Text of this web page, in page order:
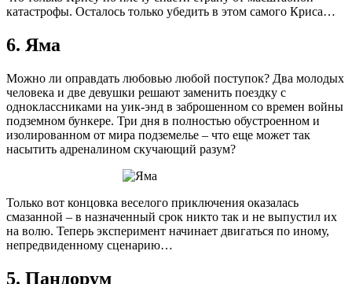
катастрофы. Осталось только убедить в этом самого Криса…
6. Яма
Можно ли оправдать любовью любой поступок? Два молодых
человека и две девушки решают заменить поездку с
одноклассниками на уик-энд в заброшенном со времен войны
подземном бункере. Три дня в полностью обустроенном и
изолированном от мира подземелье – что еще может так
насытить адреналином скучающий разум?
Только вот концовка веселого приключения оказалась
смазанной – в назначенный срок никто так и не выпустил их
на волю. Теперь эксперимент начинает двигаться по иному,
непредвиденному сценарию…
5. Пандорум